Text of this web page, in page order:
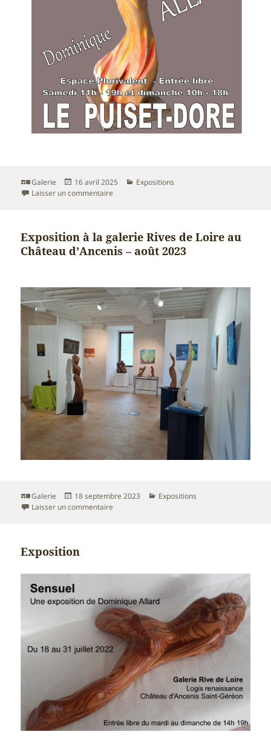
Format
Galerie
Publié
le
16 avril 2025 Catégories
Expositions
Laisser un commentairesur Exposition organisée par CLAIR-OBSCUR
Exposition à la galerie Rives de Loire au
Château d’Ancenis – août 2023
Format
Galerie
Publié
le
18 septembre 2023 Catégories
Expositions
Laisser un commentairesur Exposition à la galerie Rives de Loire au
Exposition